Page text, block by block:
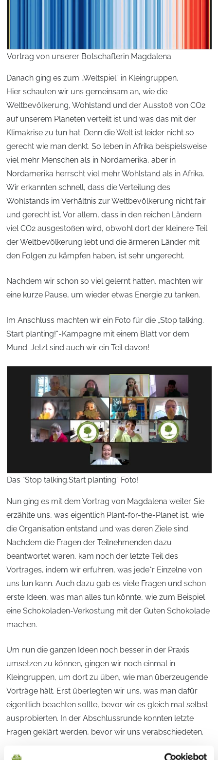
Vortrag von unserer Botschafterin Magdalena
Danach ging es zum „Weltspiel“ in Kleingruppen.
Hier schauten wir uns gemeinsam an, wie die
Weltbevölkerung, Wohlstand und der Ausstoß von CO2
auf unserem Planeten verteilt ist und was das mit der
Klimakrise zu tun hat. Denn die Welt ist leider nicht so
gerecht wie man denkt. So leben in Afrika beispielsweise
viel mehr Menschen als in Nordamerika, aber in
Nordamerika herrscht viel mehr Wohlstand als in Afrika.
Wir erkannten schnell, dass die Verteilung des
Wohlstands im Verhältnis zur Weltbevölkerung nicht fair
und gerecht ist. Vor allem, dass in den reichen Ländern
viel CO2 ausgestoßen wird, obwohl dort der kleinere Teil
der Weltbevölkerung lebt und die ärmeren Länder mit
den Folgen zu kämpfen haben, ist sehr ungerecht.
Nachdem wir schon so viel gelernt hatten, machten wir
eine kurze Pause, um wieder etwas Energie zu tanken.
Im Anschluss machten wir ein Foto für die „Stop talking.
Start planting!“-Kampagne mit einem Blatt vor dem
Mund. Jetzt sind auch wir ein Teil davon!
Das “Stop talking.Start planting” Foto!
Nun ging es mit dem Vortrag von Magdalena weiter. Sie
erzählte uns, was eigentlich Plant-for-the-Planet ist, wie
die Organisation entstand und was deren Ziele sind.
Nachdem die Fragen der Teilnehmenden dazu
beantwortet waren, kam noch der letzte Teil des
Vortrages, indem wir erfuhren, was jede*r Einzelne von
uns tun kann. Auch dazu gab es viele Fragen und schon
erste Ideen, was man alles tun könnte, wie zum Beispiel
eine Schokoladen-Verkostung mit der Guten Schokolade
machen.
Um nun die ganzen Ideen noch besser in der Praxis
umsetzen zu können, gingen wir noch einmal in
Kleingruppen, um dort zu üben, wie man überzeugende
Vorträge hält. Erst überlegten wir uns, was man dafür
eigentlich beachten sollte, bevor wir es gleich mal selbst
ausprobierten. In der Abschlussrunde konnten letzte
Fragen geklärt werden, bevor wir uns verabschiedeten.
Es war eine wunderbare Akademie! Vielen lieben Dank